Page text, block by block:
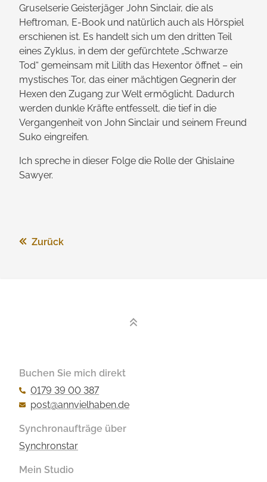
Gruselserie Geisterjäger John Sinclair, die als
Heftroman, E-Book und natürlich auch als Hörspiel
erschienen ist. Es handelt sich um den dritten Teil
eines Zyklus, in dem der gefürchtete „Schwarze
Tod“ gemeinsam mit Lilith das Hexentor öffnet – ein
mystisches Tor, das einer mächtigen Gegnerin der
Hexen den Zugang zur Welt ermöglicht. Dadurch
werden dunkle Kräfte entfesselt, die tief in die
Vergangenheit von John Sinclair und seinem Freund
Suko eingreifen.
Ich spreche in dieser Folge die Rolle der Ghislaine
Sawyer.
Zurück
Buchen Sie mich direkt
0179 39 00 387
post@annvielhaben.de
Synchronaufträge über
Synchronstar
Mein Studio